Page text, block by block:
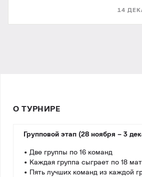
14
О ТУРНИРЕ
Групповой этап (28 ноября – 3
• Две группы по 16 команд
• Каждая группа сыграет по 18
• Пять лучших команд из каждой